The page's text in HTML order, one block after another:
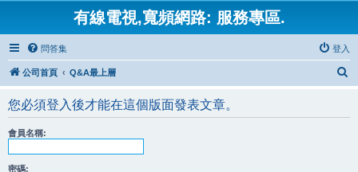
有線電視,寬頻網路: 服務專區.
問答集 登入
公司首頁 Q&A最上層
您必須登入後才能在這個版面發表文章。
會員名稱:
密碼: